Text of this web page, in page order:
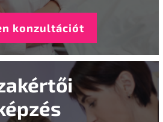
konzultációt